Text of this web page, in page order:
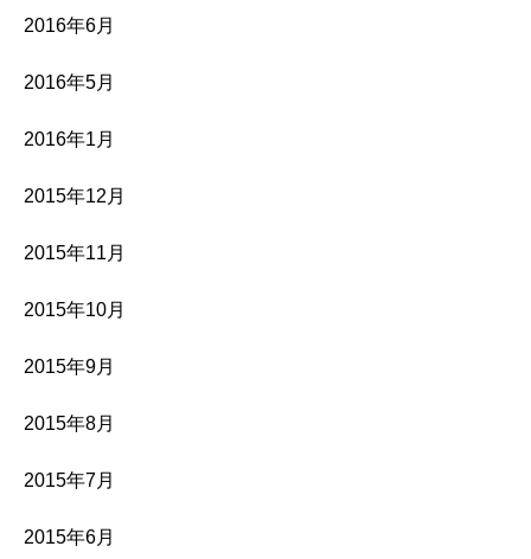
2016年6月
2016年5月
2016年1月
2015年12月
2015年11月
2015年10月
2015年9月
2015年8月
2015年7月
2015年6月